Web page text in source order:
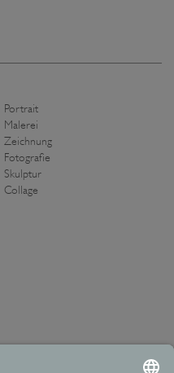
Portrait
Malerei
Zeichnung
Fotografie
Skulptur
Collage